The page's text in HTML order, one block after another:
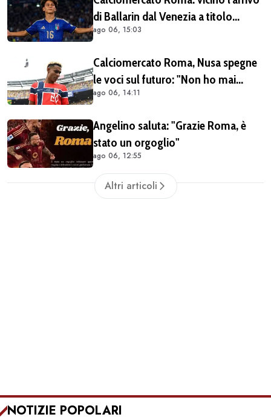
di Ballarin dal Venezia a titolo
definitivo
ago 06, 15:03
Calciomercato Roma, Nusa spegne
le voci sul futuro: "Non ho mai
chiesto di lasciare il Lipsia. I media
vogliono"
ago 06, 14:11
Angelino saluta: "Grazie Roma, è
stato un orgoglio"
ago 06, 12:55
Altri articoli
NOTIZIE POPOLARI